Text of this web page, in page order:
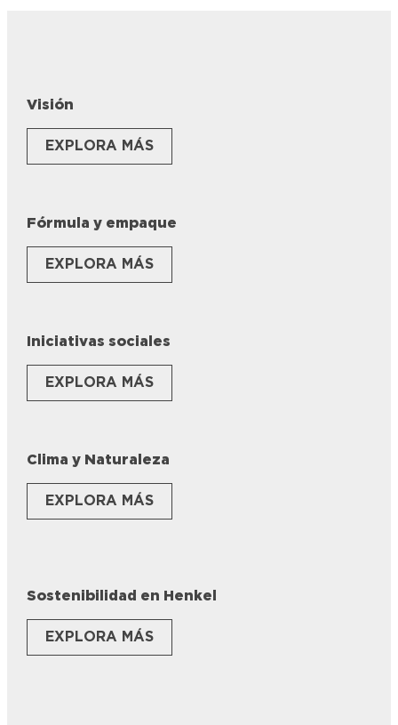
Visión
EXPLORA MÁS
Fórmula y empaque
EXPLORA MÁS
Iniciativas sociales
EXPLORA MÁS
Clima y Naturaleza
EXPLORA MÁS
Sostenibilidad en Henkel
EXPLORA MÁS